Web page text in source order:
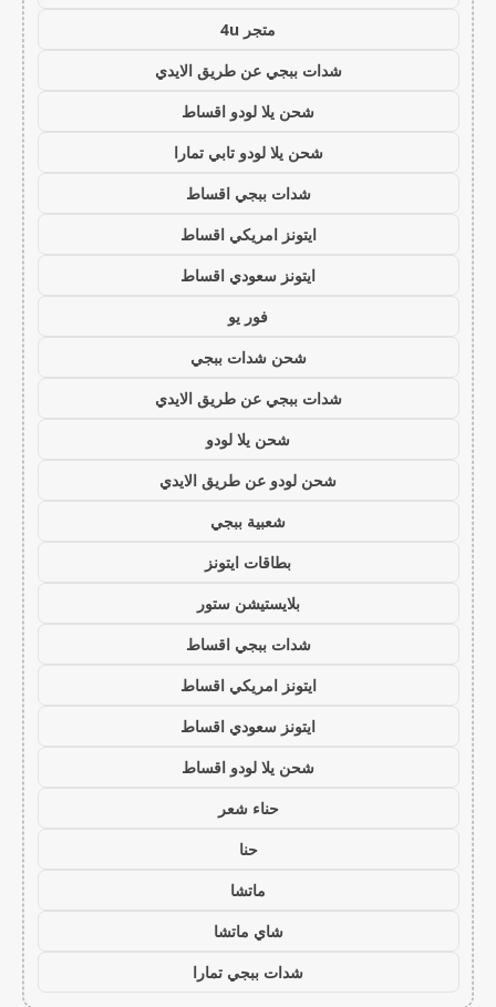
متجر 4u
شدات ببجي عن طريق الايدي
شحن يلا لودو اقساط
شحن يلا لودو تابي تمارا
شدات ببجي اقساط
ايتونز امريكي اقساط
ايتونز سعودي اقساط
فور يو
شحن شدات ببجي
شدات ببجي عن طريق الايدي
شحن يلا لودو
شحن لودو عن طريق الايدي
شعبية ببجي
بطاقات ايتونز
بلايستيشن ستور
شدات ببجي اقساط
ايتونز امريكي اقساط
ايتونز سعودي اقساط
شحن يلا لودو اقساط
حناء شعر
حنا
ماتشا
شاي ماتشا
شدات ببجي تمارا